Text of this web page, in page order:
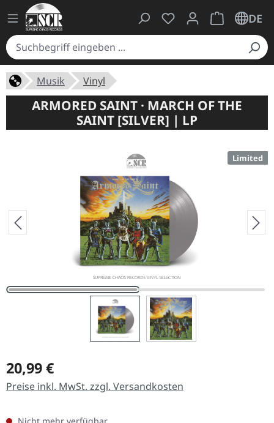
Du hast 0 Produkte
Warenkorb
DE
Musik Vinyl
ARMORED SAINT · MARCH OF THE
SAINT [SILVER] | LP
Limited
Regulärer Preis:
20,99 €
Preise inkl. MwSt. zzgl. Versandkosten